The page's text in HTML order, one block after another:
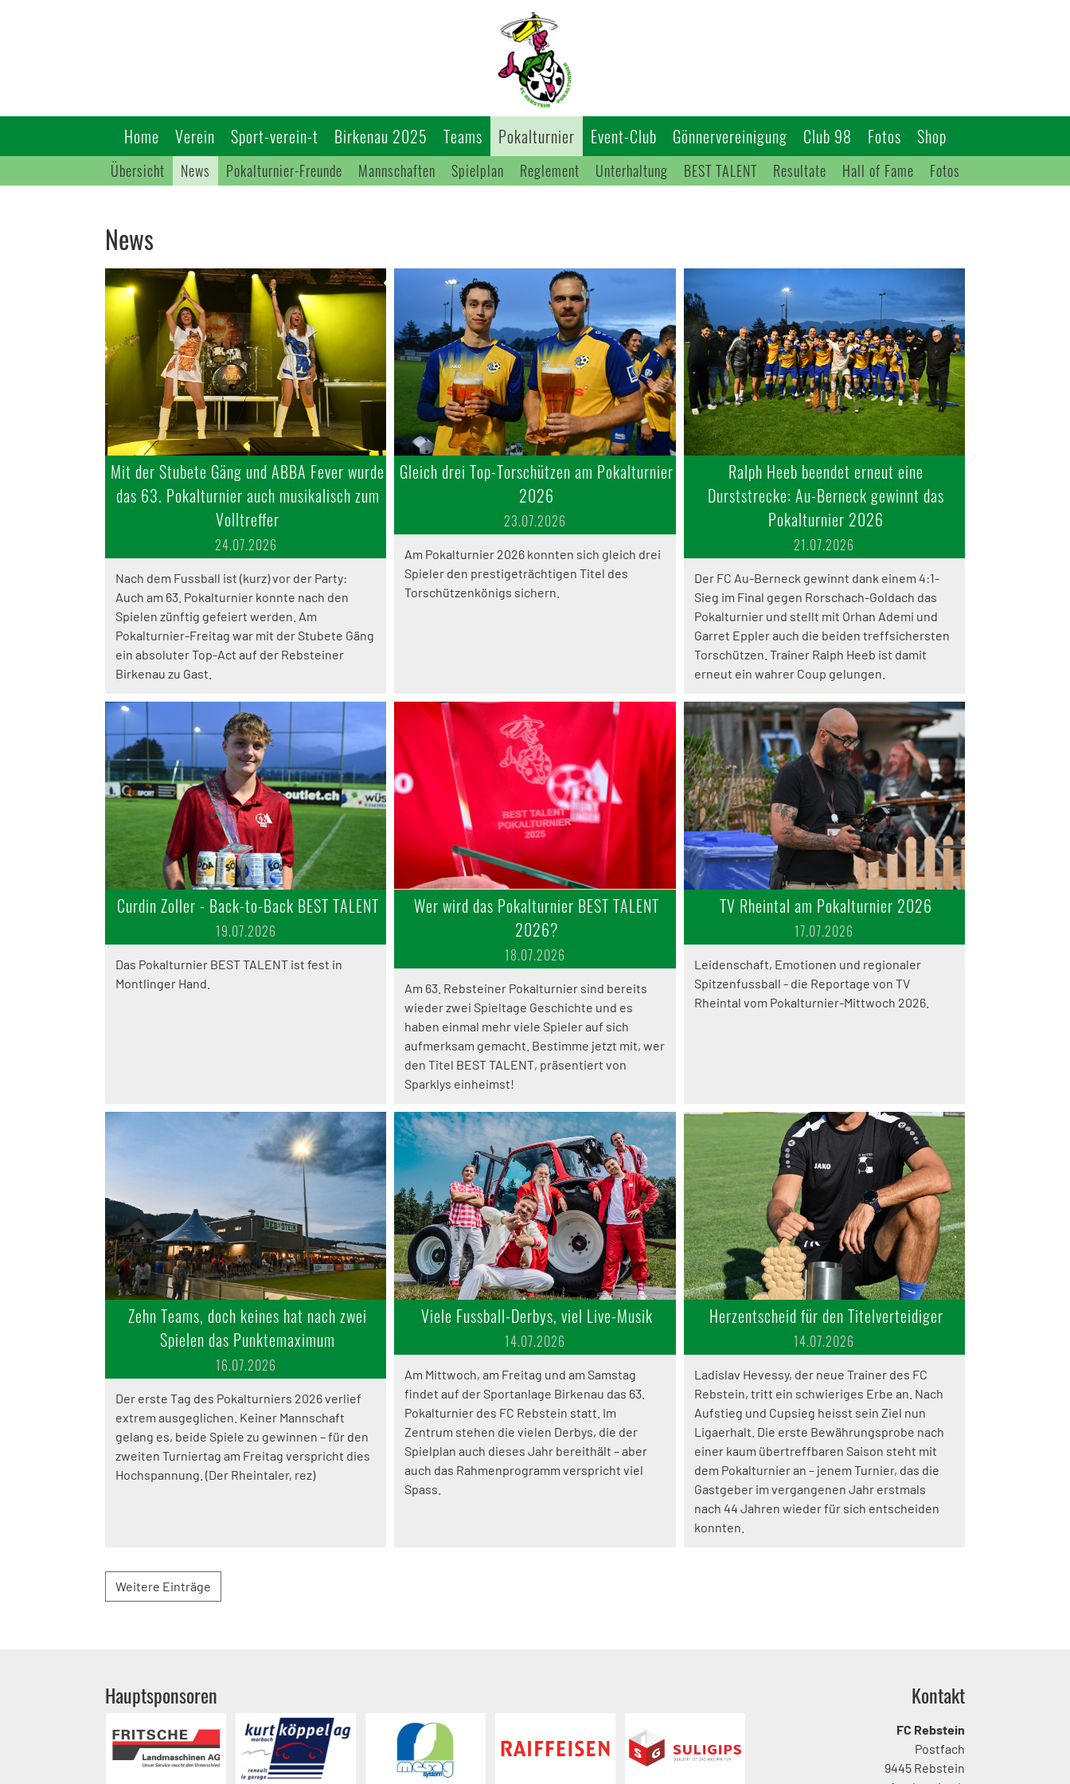
Home Verein Sport-verein-t Birkenau 2025 Teams Pokalturnier Event-Club Gönnervereinigung Club 98 Fotos Shop
Übersicht News Pokalturnier-Freunde Mannschaften Spielplan Reglement Unterhaltung BEST TALENT Resultate Hall of Fame Fotos
News
Mit der Stubete Gäng und ABBA Fever wurde
das 63. Pokalturnier auch musikalisch zum
Volltreffer
24.07.2026
Nach dem Fussball ist (kurz) vor der Party:
Auch am 63. Pokalturnier konnte nach den
Spielen zünftig gefeiert werden. Am
Pokalturnier-Freitag war mit der Stubete Gäng
ein absoluter Top-Act auf der Rebsteiner
Birkenau zu Gast.
Gleich drei Top-Torschützen am Pokalturnier
2026
23.07.2026
Am Pokalturnier 2026 konnten sich gleich drei
Spieler den prestigeträchtigen Titel des
Torschützenkönigs sichern.
Ralph Heeb beendet erneut eine
Durststrecke: Au-Berneck gewinnt das
Pokalturnier 2026
21.07.2026
Der FC Au-Berneck gewinnt dank einem 4:1-
Sieg im Final gegen Rorschach-Goldach das
Pokalturnier und stellt mit Orhan Ademi und
Garret Eppler auch die beiden treffsichersten
Torschützen. Trainer Ralph Heeb ist damit
erneut ein wahrer Coup gelungen.
Curdin Zoller - Back-to-Back BEST TALENT
19.07.2026
Das Pokalturnier BEST TALENT ist fest in
Montlinger Hand.
Wer wird das Pokalturnier BEST TALENT
2026?
18.07.2026
Am 63. Rebsteiner Pokalturnier sind bereits
wieder zwei Spieltage Geschichte und es
haben einmal mehr viele Spieler auf sich
aufmerksam gemacht. Bestimme jetzt mit, wer
den Titel BEST TALENT, präsentiert von
Sparklys einheimst!
TV Rheintal am Pokalturnier 2026
17.07.2026
Leidenschaft, Emotionen und regionaler
Spitzenfussball - die Reportage von TV
Rheintal vom Pokalturnier-Mittwoch 2026.
Zehn Teams, doch keines hat nach zwei
Spielen das Punktemaximum
16.07.2026
Der erste Tag des Pokalturniers 2026 verlief
extrem ausgeglichen. Keiner Mannschaft
gelang es, beide Spiele zu gewinnen – für den
zweiten Turniertag am Freitag verspricht dies
Hochspannung. (Der Rheintaler, rez)
Viele Fussball-Derbys, viel Live-Musik
14.07.2026
Am Mittwoch, am Freitag und am Samstag
findet auf der Sportanlage Birkenau das 63.
Pokalturnier des FC Rebstein statt. Im
Zentrum stehen die vielen Derbys, die der
Spielplan auch dieses Jahr bereithält – aber
auch das Rahmenprogramm verspricht viel
Spass.
Herzentscheid für den Titelverteidiger
14.07.2026
Ladislav Hevessy, der neue Trainer des FC
Rebstein, tritt ein schwieriges Erbe an. Nach
Aufstieg und Cupsieg heisst sein Ziel nun
Ligaerhalt. Die erste Bewährungsprobe nach
einer kaum übertreffbaren Saison steht mit
dem Pokalturnier an – jenem Turnier, das die
Gastgeber im vergangenen Jahr erstmals
nach 44 Jahren wieder für sich entscheiden
konnten.
Weitere Einträge
Hauptsponsoren Kontakt
FC Rebstein
Postfach
9445 Rebstein